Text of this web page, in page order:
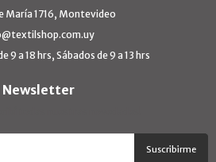
María 1716, Montevideo
9 a 18 hrs, Sábados de 9 a 13 hrs
Newsletter
Suscribirme